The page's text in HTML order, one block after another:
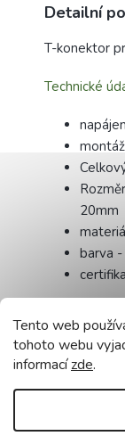
Tento web
tohoto webu
informacízde.
Detailní
T-konektor
Technické
20mm
barva
Kategorie
Záruka: